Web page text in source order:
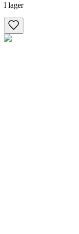
I lager